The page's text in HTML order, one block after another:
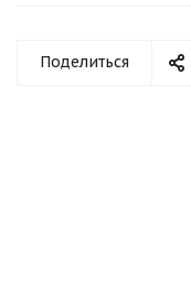
Поделиться